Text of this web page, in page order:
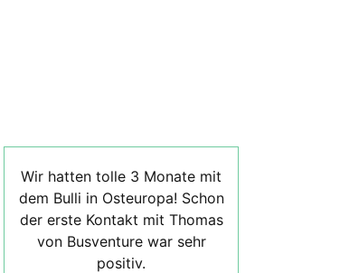
Wir hatten tolle 3 Monate mit
dem Bulli in Osteuropa! Schon
der erste Kontakt mit Thomas
von Busventure war sehr
positiv.